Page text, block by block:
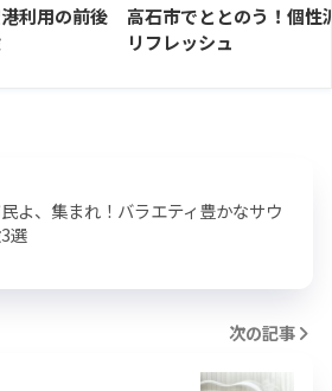
利用の前後
高石市でととのう！個性
リフレッシュ
よ、集まれ！バラエティ豊かなサウ
選
次の記事